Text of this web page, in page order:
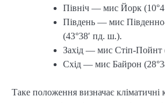
Північ — мис Йорк
Південь — мис
(43°38′ пд. ш.).
Захід — мис Стіп-Пойнт
Схід — мис Байрон
Таке положення визначає кліматичні